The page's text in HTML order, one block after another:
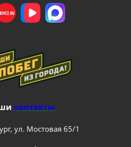
контакты
ул. Мостовая 65/1